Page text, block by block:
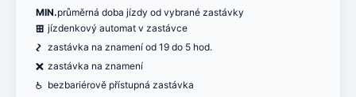
MIN.průměrná doba jízdy od vybrané zastávky
æ jízdenkový automat v zastávce
ó zastávka na znamení od 19 do 5 hod.
ë zastávka na znamení
@ bezbariérově přístupná zastávka